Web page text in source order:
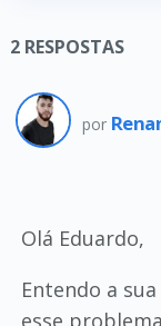
2 RESPOSTAS
por
Olá Eduardo,
Entendo a